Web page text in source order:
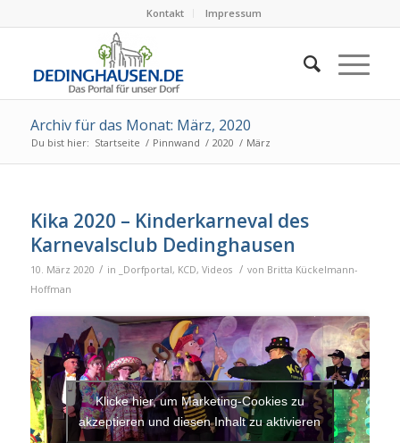
Kontakt Impressum
Archiv für das Monat: März, 2020
Du bist hier: Startseite / Pinnwand / 2020 / März
Kika 2020 – Kinderkarneval des
Karnevalsclub Dedinghausen
10. März 2020 / in _Dorfportal, KCD, Videos / von Britta Kückelmann-
Hoffman
Klicke hier, um Marketing-Cookies zu
akzeptieren und diesen Inhalt zu aktivieren